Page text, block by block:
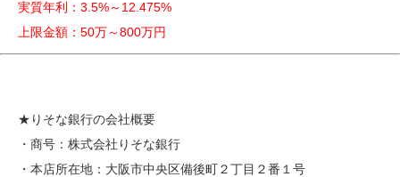
実質年利：3.5%～12.475%
上限金額：50万～800万円
★りそな銀行の会社概要
・商号：株式会社りそな銀行
・本店所在地：大阪市中央区備後町２丁目２番１号